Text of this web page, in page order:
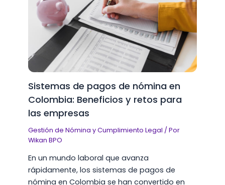
Sistemas de pagos de nómina en
Colombia: Beneficios y retos para
las empresas
Gestión de Nómina y Cumplimiento Legal / Por
Wikan BPO
En un mundo laboral que avanza
rápidamente, los sistemas de pagos de
nómina en Colombia se han convertido en